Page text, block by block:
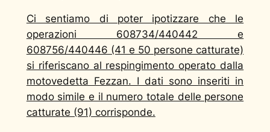
Ci sentiamo di poter ipotizzare che le
operazioni 608734/440442 e
608756/440446 (41 e 50 persone catturate)
si riferiscano al respingimento operato dalla
motovedetta Fezzan. I dati sono inseriti in
modo simile e il numero totale delle persone
catturate (91) corrisponde.